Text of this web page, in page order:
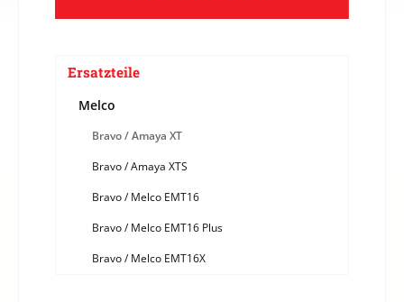
Ersatzteile
Melco
Bravo / Amaya XT
Bravo / Amaya XTS
Bravo / Melco EMT16
Bravo / Melco EMT16 Plus
Bravo / Melco EMT16X